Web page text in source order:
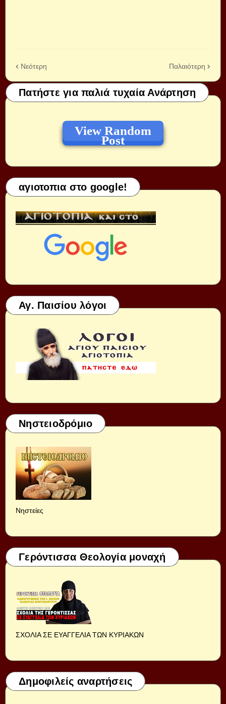
Νεότερη Παλαιότερη
Πατήστε για παλιά τυχαία Ανάρτηση
View Random
Post
αγιοτοπια στο google!
Αγ. Παισίου λόγοι
Νηστειοδρόμιο
Νηστείες
Γερόντισσα Θεολογία μοναχή
ΣΧΟΛΙΑ ΣΕ ΕΥΑΓΓΕΛΙΑ ΤΩΝ ΚΥΡΙΑΚΩΝ
Δημοφιλείς αναρτήσεις